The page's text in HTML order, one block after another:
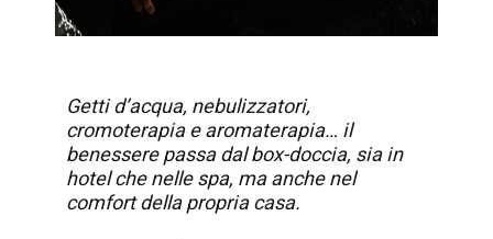
Getti d’acqua, nebulizzatori,
cromoterapia e aromaterapia… il
benessere passa dal box-doccia, sia in
hotel che nelle spa, ma anche nel
comfort della propria casa.